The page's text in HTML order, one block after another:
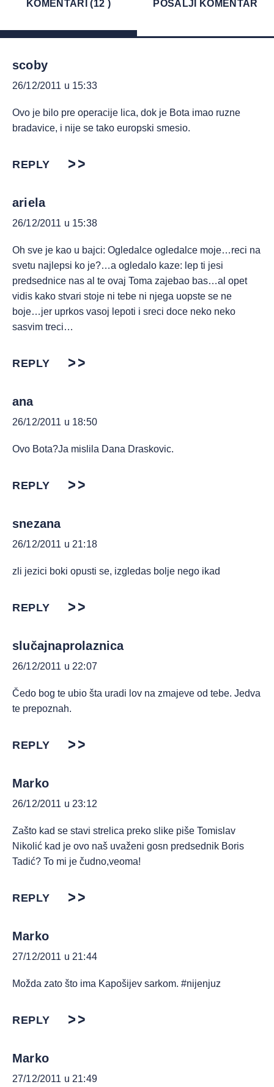
KOMENTARI (12 ) POŠALJI KOMENTAR
scoby
26/12/2011 u 15:33
Ovo je bilo pre operacije lica, dok je Bota imao ruzne
bradavice, i nije se tako europski smesio.
REPLY
ariela
26/12/2011 u 15:38
Oh sve je kao u bajci: Ogledalce ogledalce moje…reci na
svetu najlepsi ko je?…a ogledalo kaze: lep ti jesi
predsednice nas al te ovaj Toma zajebao bas…al opet
vidis kako stvari stoje ni tebe ni njega uopste se ne
boje…jer uprkos vasoj lepoti i sreci doce neko neko
sasvim treci…
REPLY
ana
26/12/2011 u 18:50
Ovo Bota?Ja mislila Dana Draskovic.
REPLY
snezana
26/12/2011 u 21:18
zli jezici boki opusti se, izgledas bolje nego ikad
REPLY
slučajnaprolaznica
26/12/2011 u 22:07
Čedo bog te ubio šta uradi lov na zmajeve od tebe. Jedva
te prepoznah.
REPLY
Marko
26/12/2011 u 23:12
Zašto kad se stavi strelica preko slike piše Tomislav
Nikolić kad je ovo naš uvaženi gosn predsednik Boris
Tadić? To mi je čudno,veoma!
REPLY
Marko
27/12/2011 u 21:44
Možda zato što ima Kapošijev sarkom. #nijenjuz
REPLY
Marko
27/12/2011 u 21:49